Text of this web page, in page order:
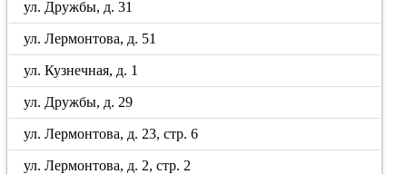
ул. Дружбы, д. 31
ул. Лермонтова, д. 51
ул. Кузнечная, д. 1
ул. Дружбы, д. 29
ул. Лермонтова, д. 23, стр. 6
ул. Лермонтова, д. 2, стр. 2